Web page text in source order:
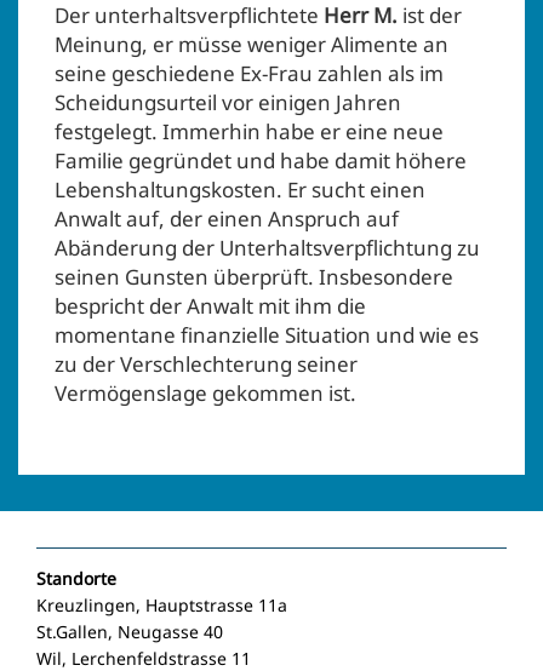
Der unterhaltsverpflichtete Herr M. ist der
Meinung, er müsse weniger Alimente an
seine geschiedene Ex-Frau zahlen als im
Scheidungsurteil vor einigen Jahren
festgelegt. Immerhin habe er eine neue
Familie gegründet und habe damit höhere
Lebenshaltungskosten. Er sucht einen
Anwalt auf, der einen Anspruch auf
Abänderung der Unterhaltsverpflichtung zu
seinen Gunsten überprüft. Insbesondere
bespricht der Anwalt mit ihm die
momentane finanzielle Situation und wie es
zu der Verschlechterung seiner
Vermögenslage gekommen ist.
Standorte
Kreuzlingen, Hauptstrasse 11a
St.Gallen, Neugasse 40
Wil, Lerchenfeldstrasse 11